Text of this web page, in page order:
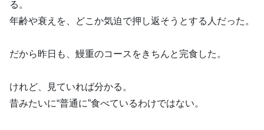
る。
年齢や衰えを、どこか気迫で押し返そうとする人だった。
だから昨日も、鰻重のコースをきちんと完食した。
けれど、見ていれば分かる。
昔みたいに“普通に”食べているわけではない。